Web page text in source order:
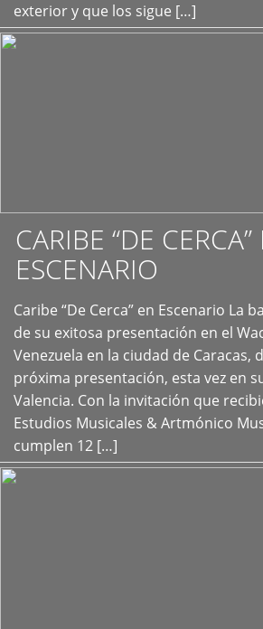
exterior y que los sigue […]
CARIBE “DE CERCA”
ESCENARIO
Caribe “De Cerca” en Escenario La
de su exitosa presentación en el
Venezuela en la ciudad de Caracas,
próxima presentación, esta vez en
Valencia. Con la invitación que
Estudios Musicales & Artmónico
cumplen 12 […]
+